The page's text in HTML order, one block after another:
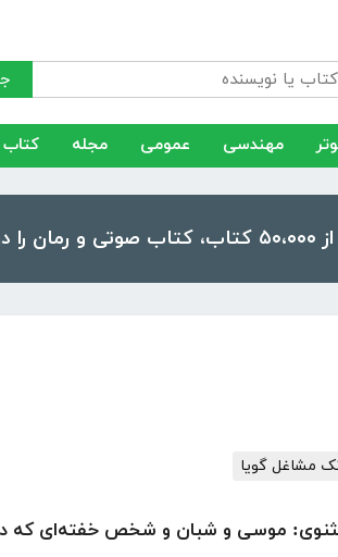
مهندسی عمومی مجله
مشاغل گویا
موسی و شبان و شخص خفته‌ای که